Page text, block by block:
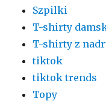
Szpilki
T-shirty
T-shirty z
tiktok
tiktok trends
Topy